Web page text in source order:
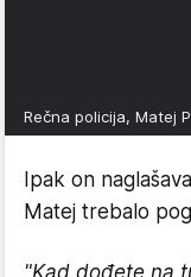
Rečna policija, Matej
Ipak on
Matej trebalo
"Kad dođete na